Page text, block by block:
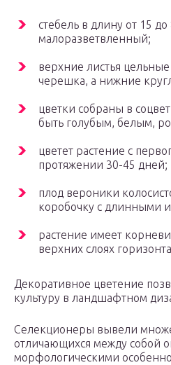
стебель в длину от 15
малоразветвленный;
верхние листья
черешка, а нижние
цветки собраны в
быть голубым, белым,
цветет растение с
протяжении 30-45 дней;
плод вероники
коробочку с длинными
растение имеет
верхних слоях
Декоративное цветение
культуру в ландшафтном
Селекционеры вывели
отличающихся между собой
морфологическими